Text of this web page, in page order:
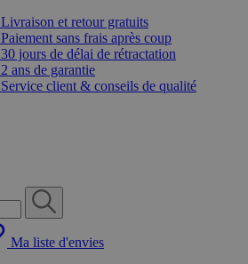
Livraison et retour gratuits
Paiement sans frais après coup
30 jours de délai de rétractation
2 ans de garantie
Service client & conseils de qualité
Ma liste d'envies